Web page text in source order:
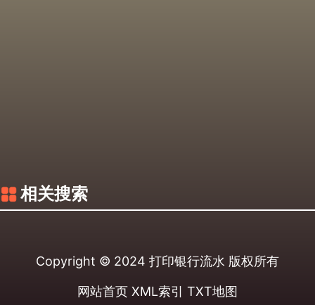
相关搜索
Copyright © 2024 打印银行流水 版权所有
网站首页 XML索引 TXT地图